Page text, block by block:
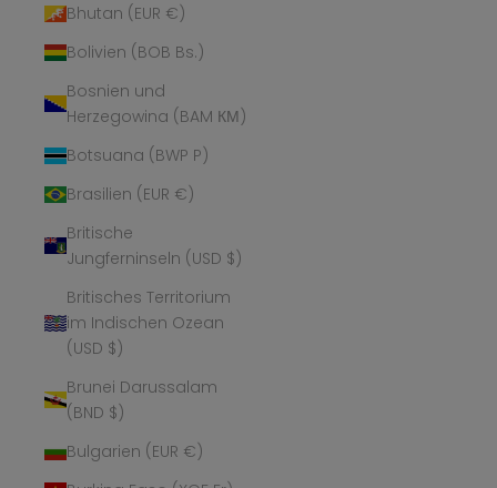
Bhutan (EUR €)
Bolivien (BOB Bs.)
Bosnien und
Herzegowina (BAM КМ)
Botsuana (BWP P)
Brasilien (EUR €)
Britische
Jungferninseln (USD $)
Britisches Territorium
im Indischen Ozean
(USD $)
Brunei Darussalam
(BND $)
Bulgarien (EUR €)